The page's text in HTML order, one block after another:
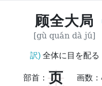
顾全大局
[gù quán dà jú]
訳)全体に目を配る
部首： 页 画数：